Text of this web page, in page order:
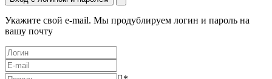
Укажите свой e-mail. Мы продублируем логин и пароль на
вашу почту